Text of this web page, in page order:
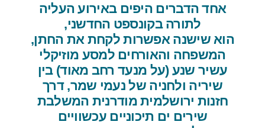
אחד הדברים היפים באירוע העליה
לתורה בקונספט החדשני,
הוא שישנה אפשרות לקחת את החתן,
המשפחה והאורחים למסע מוזיקלי
עשיר שנע (על מנעד רחב מאוד) בין
שיריה ולחניה של נעמי שמר, דרך
חזנות ירושלמית מודרנית המשלבת
שירים ים תיכוניים עכשוויים